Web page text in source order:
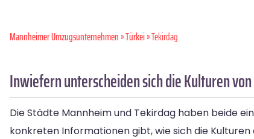
Mannheimer Umzugsunternehmen»Türkei» Tekirdag
Inwiefern unterscheiden sich die Kulturen
Die Städte Mannheim und Tekirdag haben beide
konkreten Informationen gibt, wie sich die